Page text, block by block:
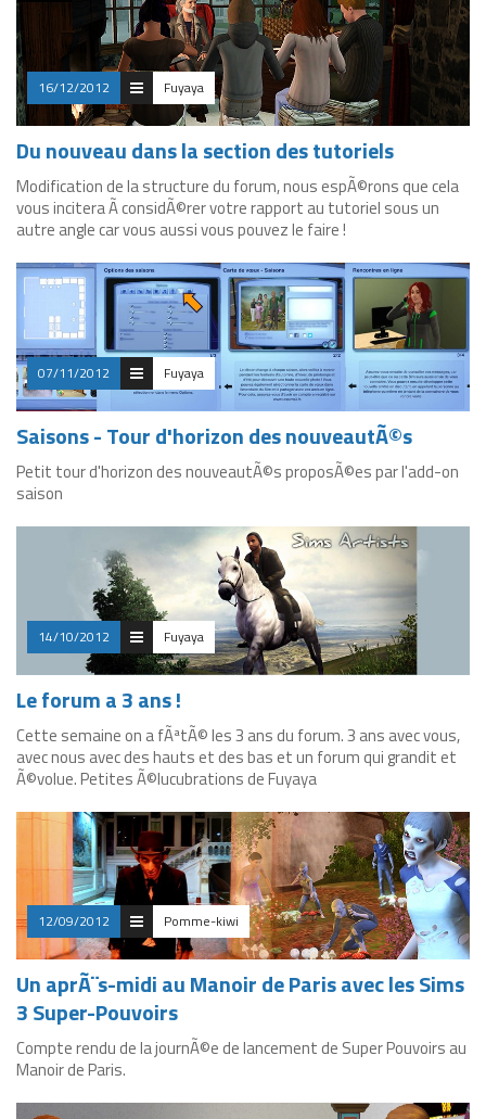
16/12/2012 Fuyaya
Du nouveau dans la section des tutoriels
Modification de la structure du forum, nous espÃ©rons que cela
vous incitera Ã considÃ©rer votre rapport au tutoriel sous un
autre angle car vous aussi vous pouvez le faire !
07/11/2012 Fuyaya
Saisons - Tour d'horizon des nouveautÃ©s
Petit tour d'horizon des nouveautÃ©s proposÃ©es par l'add-on
saison
14/10/2012 Fuyaya
Le forum a 3 ans !
Cette semaine on a fÃªtÃ© les 3 ans du forum. 3 ans avec vous,
avec nous avec des hauts et des bas et un forum qui grandit et
Ã©volue. Petites Ã©lucubrations de Fuyaya
12/09/2012 Pomme-kiwi
Un aprÃ¨s-midi au Manoir de Paris avec les Sims
3 Super-Pouvoirs
Compte rendu de la journÃ©e de lancement de Super Pouvoirs au
Manoir de Paris.